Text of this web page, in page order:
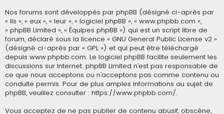
Nos forums sont développés par phpBB (désigné ci-après par
« ils », « eux », « leur », « logiciel phpBB », « www.phpbb.com »,
« phpBB Limited », « Équipes phpBB ») qui est un script libre de
forum, déclaré sous la licence « GNU General Public License v2 »
(désigné ci-après par « GPL ») et qui peut être téléchargé
depuis www.phpbb.com. Le logiciel phpBB facilite seulement les
discussions sur Internet. phpBB Limited n’est pas responsable de
ce que nous acceptons ou n’acceptons pas comme contenu ou
conduite permis. Pour de plus amples informations au sujet de
phpBB, veuillez consulter : https://www.phpbb.com/.
Vous acceptez de ne pas publier de contenu abusif, obscène,